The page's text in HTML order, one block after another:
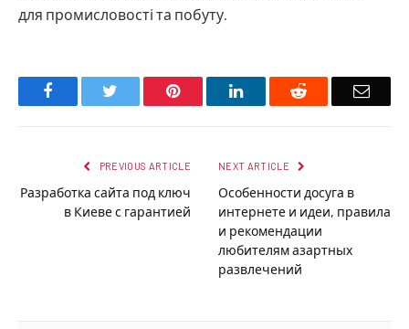
для промисловості та побуту.
Facebook Pinterest LinkedIn Reddit Email
PREVIOUS ARTICLE
Разработка сайта под ключ
в Киеве с гарантией
NEXT ARTICLE
Особенности досуга в
интернете и идеи, правила
и рекомендации
любителям азартных
развлечений